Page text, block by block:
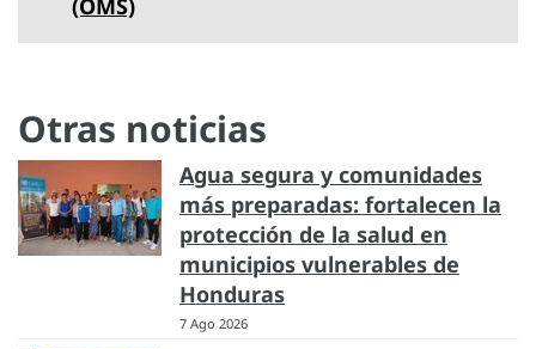
(OMS)
Otras noticias
Agua segura y comunidades
más preparadas: fortalecen la
protección de la salud en
municipios vulnerables de
Honduras
7 Ago 2026